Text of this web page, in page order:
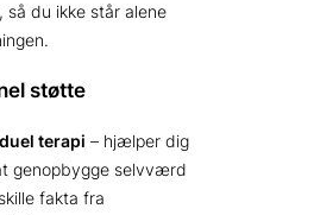
så du ikke står alene
støtte
terapi – hjælper dig
genopbygge selvværd
fakta fra